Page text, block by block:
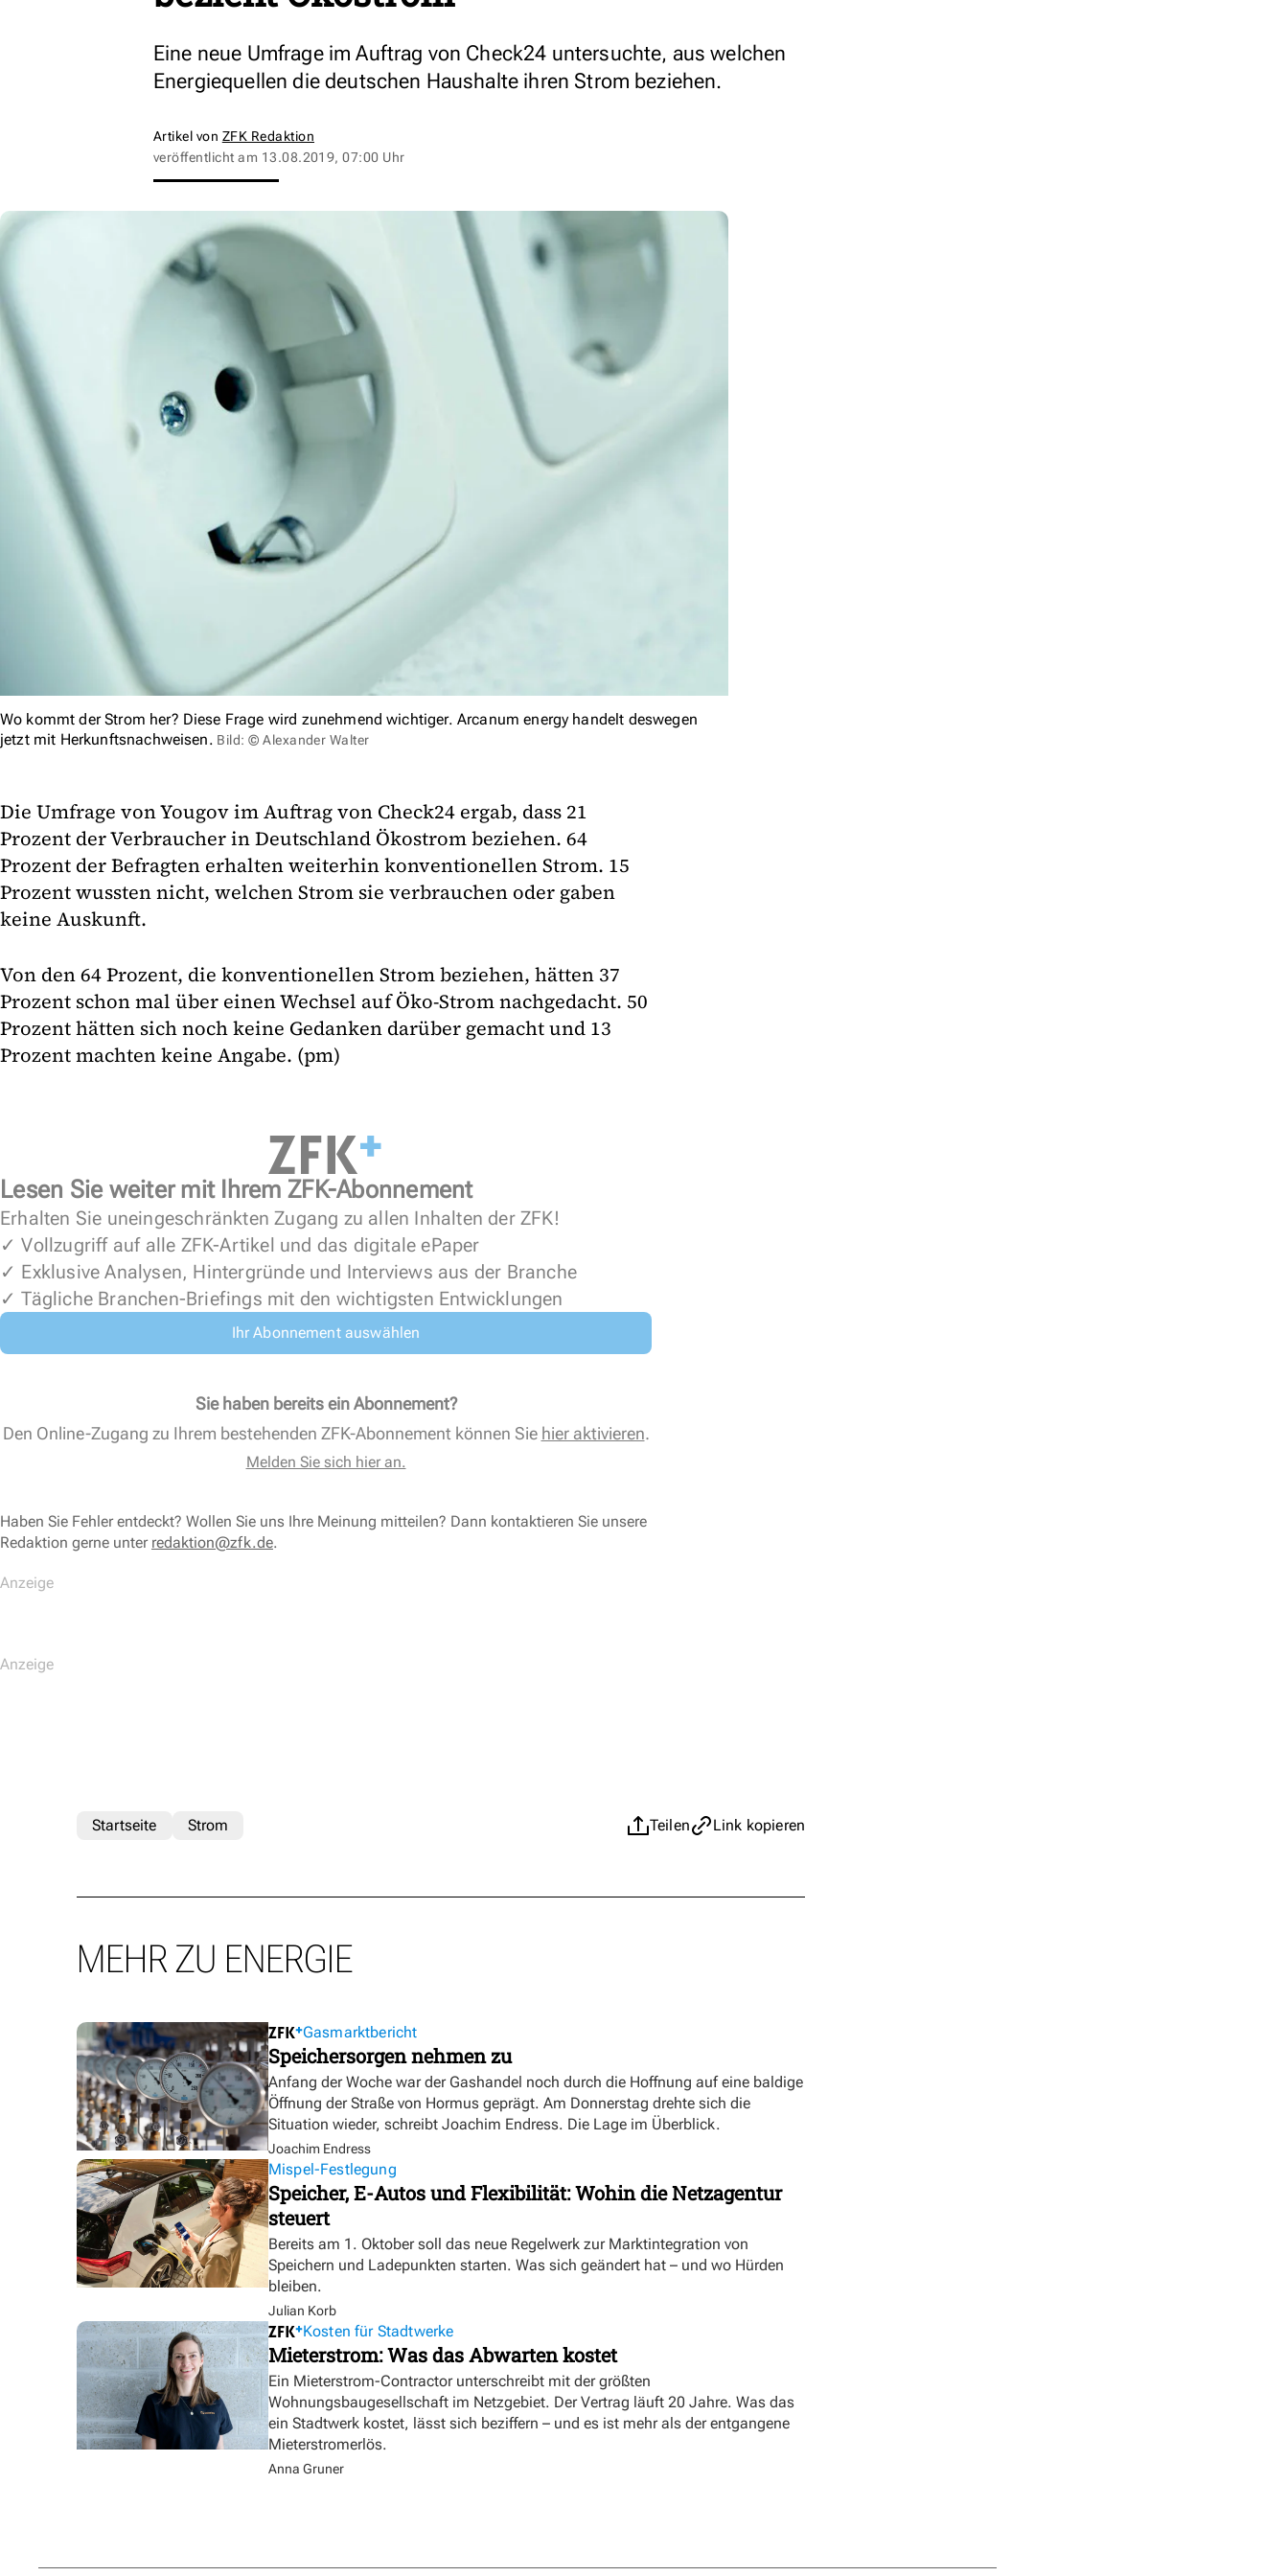
Eine neue Umfrage im Auftrag von Check24 untersuchte, aus welchen
Energiequellen die deutschen Haushalte ihren Strom beziehen.
Artikel von ZFK Redaktion
veröffentlicht am 13.08.2019, 07:00 Uhr
Wo kommt der Strom her? Diese Frage wird zunehmend wichtiger. Arcanum energy handelt deswegen
jetzt mit Herkunftsnachweisen. Bild: © Alexander Walter
Die Umfrage von Yougov im Auftrag von Check24 ergab, dass 21
Prozent der Verbraucher in Deutschland Ökostrom beziehen. 64
Prozent der Befragten erhalten weiterhin konventionellen Strom. 15
Prozent wussten nicht, welchen Strom sie verbrauchen oder gaben
keine Auskunft.
Von den 64 Prozent, die konventionellen Strom beziehen, hätten 37
Prozent schon mal über einen Wechsel auf Öko-Strom nachgedacht. 50
Prozent hätten sich noch keine Gedanken darüber gemacht und 13
Prozent machten keine Angabe. (pm)
Lesen Sie weiter mit Ihrem ZFK-Abonnement
Erhalten Sie uneingeschränkten Zugang zu allen Inhalten der ZFK!
✓ Vollzugriff auf alle ZFK-Artikel und das digitale ePaper
✓ Exklusive Analysen, Hintergründe und Interviews aus der Branche
✓ Tägliche Branchen-Briefings mit den wichtigsten Entwicklungen
Ihr Abonnement auswählen
Sie haben bereits ein Abonnement?
Den Online-Zugang zu Ihrem bestehenden ZFK-Abonnement können Sie hier aktivieren.
Melden Sie sich hier an.
Haben Sie Fehler entdeckt? Wollen Sie uns Ihre Meinung mitteilen? Dann kontaktieren Sie unsere
Redaktion gerne unter redaktion@zfk.de.
Teilen Link kopieren
Startseite Strom
MEHR ZU ENERGIE
Gasmarktbericht
Speichersorgen nehmen zu
Anfang der Woche war der Gashandel noch durch die Hoffnung auf eine baldige
Öffnung der Straße von Hormus geprägt. Am Donnerstag drehte sich die
Situation wieder, schreibt Joachim Endress. Die Lage im Überblick.
Joachim Endress
Mispel-Festlegung
Speicher, E-Autos und Flexibilität: Wohin die Netzagentur
steuert
Bereits am 1. Oktober soll das neue Regelwerk zur Marktintegration von
Speichern und Ladepunkten starten. Was sich geändert hat – und wo Hürden
bleiben.
Julian Korb
Kosten für Stadtwerke
Mieterstrom: Was das Abwarten kostet
Ein Mieterstrom-Contractor unterschreibt mit der größten
Wohnungsbaugesellschaft im Netzgebiet. Der Vertrag läuft 20 Jahre. Was das
ein Stadtwerk kostet, lässt sich beziffern – und es ist mehr als der entgangene
Mieterstromerlös.
Anna Gruner